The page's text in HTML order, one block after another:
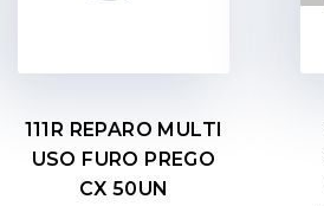
111R REPARO MULTI
USO FURO PREGO
CX 50UN